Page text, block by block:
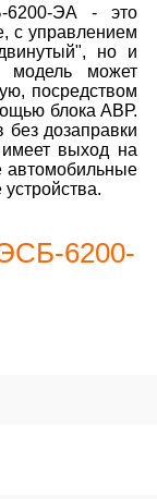
6200-ЭА - это
с управлением
но и
модель может
посредством
блока АВР.
без дозаправки
имеет выход на
автомобильные
6200-